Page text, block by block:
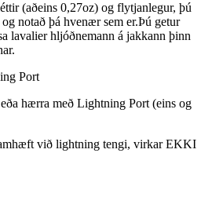
(aðeins 0,27oz) og flytjanlegur, þú
notað þá hvenær sem er.Þú getur
lavalier hljóðnemann á jakkann þinn
Port
hærra með Lightning Port (eins og
við lightning tengi, virkar EKKI